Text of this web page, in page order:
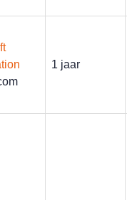
1 jaar